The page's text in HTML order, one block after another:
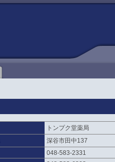
トンプク堂薬局
深谷市田中137
048-583-2331